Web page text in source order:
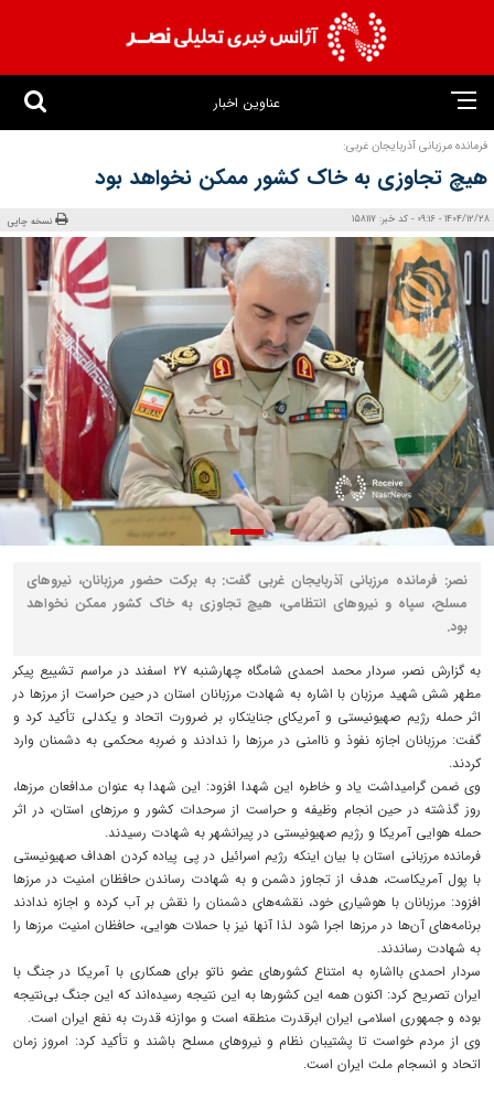
عناوین اخبار
فرمانده مرزبانی آذربایجان غربی:
هیچ تجاوزی به خاک کشور ممکن نخواهد بود
1404/12/28 - 09:16 - کد خبر: 158117 نسخه چاپی
نصر: فرمانده مرزبانی آذربایجان غربی گفت: به برکت حضور مرزبانان، نیروهای
مسلح، سپاه و نیروهای انتظامی، هیچ تجاوزی به خاک کشور ممکن نخواهد
بود.
به گزارش نصر، سردار محمد احمدی شامگاه چهارشنبه ۲۷ اسفند در مراسم تشییع پیکر
مطهر شش شهید مرزبان با اشاره به شهادت مرزبانان استان در حین حراست از مرزها در
اثر حمله رژیم صهیونیستی و آمریکای جنایتکار، بر ضرورت اتحاد و یکدلی تأکید کرد و
گفت: مرزبانان اجازه نفوذ و ناامنی در مرزها را ندادند و ضربه محکمی به دشمنان وارد
کردند.
وی ضمن گرامیداشت یاد و خاطره این شهدا افزود: این شهدا به عنوان مدافعان مرزها،
روز گذشته در حین انجام وظیفه و حراست از سرحدات کشور و مرزهای استان، در اثر
حمله هوایی آمریکا و رژیم صهیونیستی در پیرانشهر به شهادت رسیدند.
فرمانده مرزبانی استان با بیان اینکه رژیم اسرائیل در پی پیاده کردن اهداف صهیونیستی
با پول آمریکاست، هدف از تجاوز دشمن و به شهادت رساندن حافظان امنیت در مرزها
افزود: مرزبانان با هوشیاری خود، نقشه‌های دشمنان را نقش بر آب کرده و اجازه ندادند
برنامه‌های آن‌ها در مرزها اجرا شود لذا آنها نیز با حملات هوایی، حافظان امنیت مرزها را
به شهادت رساندند.
سردار احمدی بااشاره به امتناع کشورهای عضو ناتو برای همکاری با آمریکا در جنگ با
ایران تصریح کرد: اکنون همه این کشورها به این نتیجه رسیده‌اند که این جنگ بی‌نتیجه
بوده و جمهوری اسلامی ایران ابرقدرت منطقه است و موازنه قدرت به نفع ایران است.
وی از مردم خواست تا پشتیبان نظام و نیروهای مسلح باشند و تأکید کرد: امروز زمان
اتحاد و انسجام ملت ایران است.